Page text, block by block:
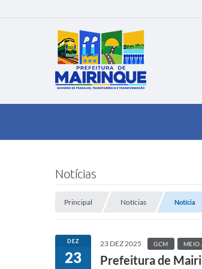
Notícias
Principal Notícias Notícia
DEZ
23
23 DEZ 2025 GCM MEIO
Prefeitura de